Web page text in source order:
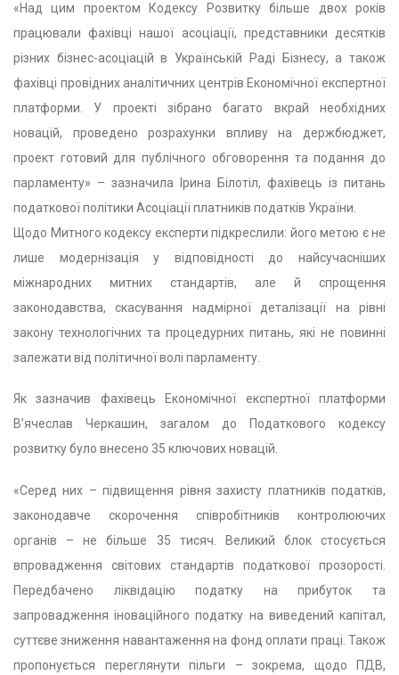
«Над цим проектом Кодексу Розвитку більше двох років
працювали фахівці нашої асоціації, представники десятків
різних бізнес-асоціацій в Українській Раді Бізнесу, а також
фахівці провідних аналітичних центрів Економічної експертної
платформи. У проекті зібрано багато вкрай необхідних
новацій, проведено розрахунки впливу на держбюджет,
проект готовий для публічного обговорення та подання до
парламенту» – зазначила Ірина Білотіл, фахівець із питань
податкової політики Асоціації платників податків України.
Щодо Митного кодексу експерти підкреслили: його метою є не
лише модернізація у відповідності до найсучасніших
міжнародних митних стандартів, але й спрощення
законодавства, скасування надмірної деталізації на рівні
закону технологічних та процедурних питань, які не повинні
залежати від політичної волі парламенту.
Як зазначив фахівець Економічної експертної платформи
В’ячеслав Черкашин, загалом до Податкового кодексу
розвитку було внесено 35 ключових новацій.
«Серед них – підвищення рівня захисту платників податків,
законодавче скорочення співробітників контролюючих
органів – не більше 35 тисяч. Великий блок стосується
впровадження світових стандартів податкової прозорості.
Передбачено ліквідацію податку на прибуток та
запровадження іноваційного податку на виведений капітал,
суттєве зниження навантаження на фонд оплати праці. Також
пропонується переглянути пільги – зокрема, щодо ПДВ,